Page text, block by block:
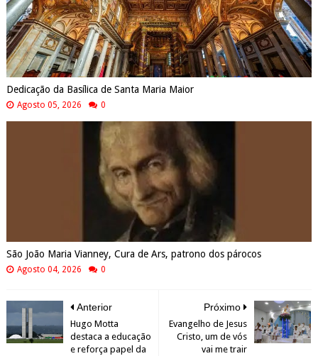
Dedicação da Basílica de Santa Maria Maior
Agosto 05, 2026 0
São João Maria Vianney, Cura de Ars, patrono dos párocos
Agosto 04, 2026 0
Próximo
Evangelho de Jesus
Cristo, um de vós
vai me trair
Anterior
Hugo Motta
destaca a educação
e reforça papel da